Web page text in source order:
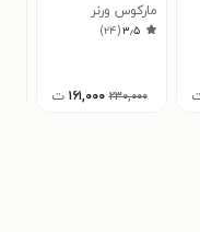
مارکوس ورنر
۳٫۵(۲۴)
۲۳۰,۰۰۰ ۱۶۱,۰۰۰ ت